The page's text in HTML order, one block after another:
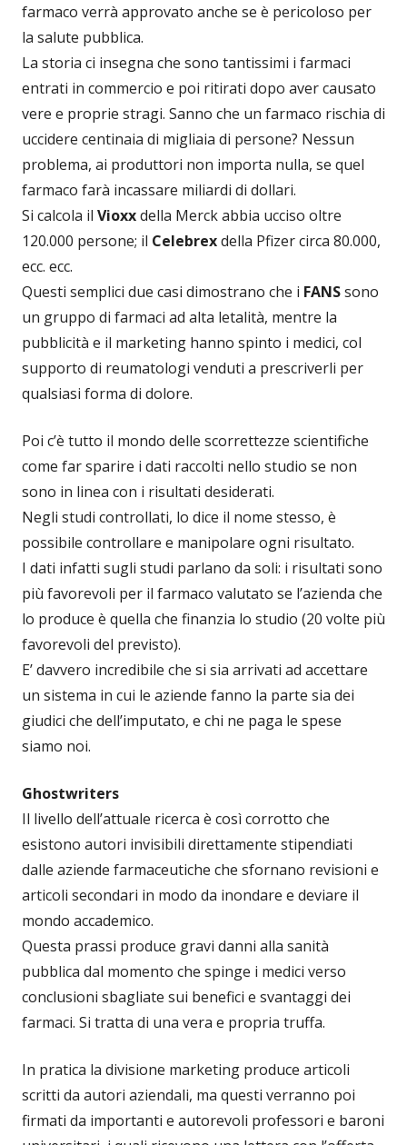
farmaco verrà approvato anche se è pericoloso per
la salute pubblica.
La storia ci insegna che sono tantissimi i farmaci
entrati in commercio e poi ritirati dopo aver causato
vere e proprie stragi. Sanno che un farmaco rischia di
uccidere centinaia di migliaia di persone? Nessun
problema, ai produttori non importa nulla, se quel
farmaco farà incassare miliardi di dollari.
Si calcola il Vioxxdella Merck abbia ucciso oltre
120.000 persone; il Celebrexdella Pfizer circa 80.000,
ecc. ecc.
Questi semplici due casi dimostrano che i FANSsono
un gruppo di farmaci ad alta letalità, mentre la
pubblicità e il marketing hanno spinto i medici, col
supporto di reumatologi venduti a prescriverli per
qualsiasi forma di dolore.
Poi c’è tutto il mondo delle scorrettezze scientifiche
come far sparire i dati raccolti nello studio se non
sono in linea con i risultati desiderati.
Negli studi controllati, lo dice il nome stesso, è
possibile controllare e manipolare ogni risultato.
I dati infatti sugli studi parlano da soli: i risultati sono
più favorevoli per il farmaco valutato se l’azienda che
lo produce è quella che finanzia lo studio (20 volte più
favorevoli del previsto).
E’ davvero incredibile che si sia arrivati ad accettare
un sistema in cui le aziende fanno la parte sia dei
giudici che dell’imputato, e chi ne paga le spese
siamo noi.
Ghostwriters
Il livello dell’attuale ricerca è così corrotto che
esistono autori invisibili direttamente stipendiati
dalle aziende farmaceutiche che sfornano revisioni e
articoli secondari in modo da inondare e deviare il
mondo accademico.
Questa prassi produce gravi danni alla sanità
pubblica dal momento che spinge i medici verso
conclusioni sbagliate sui benefici e svantaggi dei
farmaci. Si tratta di una vera e propria truffa.
In pratica la divisione marketing produce articoli
scritti da autori aziendali, ma questi verranno poi
firmati da importanti e autorevoli professori e baroni